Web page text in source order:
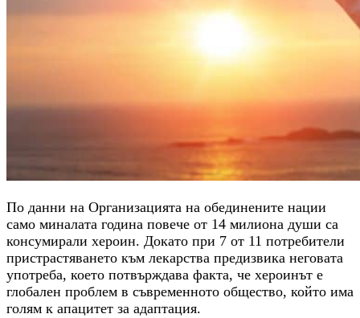
По данни на Организацията на обединените нации
само миналата година повече от 14 милиона души са
консумирали хероин. Докато при 7 от 11 потребители
пристрастяването към лекарства предизвика неговата
употреба, което потвърждава факта, че хероинът е
глобален проблем в съвременното общество, който има
голям к апацитет за адаптация.